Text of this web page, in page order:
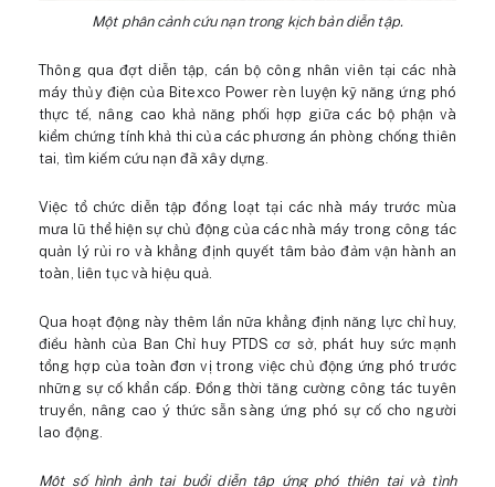
Một phân cảnh cứu nạn trong kịch bản diễn tập.
Thông qua đợt diễn tập, cán bộ công nhân viên tại các nhà
máy thủy điện của Bitexco Power rèn luyện kỹ năng ứng phó
thực tế, nâng cao khả năng phối hợp giữa các bộ phận và
kiểm chứng tính khả thi của các phương án phòng chống thiên
tai, tìm kiếm cứu nạn đã xây dựng.
Việc tổ chức diễn tập đồng loạt tại các nhà máy trước mùa
mưa lũ thể hiện sự chủ động của các nhà máy trong công tác
quản lý rủi ro và khẳng định quyết tâm bảo đảm vận hành an
toàn, liên tục và hiệu quả.
Qua hoạt động này thêm lần nữa khẳng định năng lực chỉ huy,
điều hành của Ban Chỉ huy PTDS cơ sở, phát huy sức mạnh
tổng hợp của toàn đơn vị trong việc chủ động ứng phó trước
những sự cố khẩn cấp. Đồng thời tăng cường công tác tuyên
truyền, nâng cao ý thức sẵn sàng ứng phó sự cố cho người
lao động.
Một số hình ảnh tại buổi diễn tập ứng phó thiên tai và tình